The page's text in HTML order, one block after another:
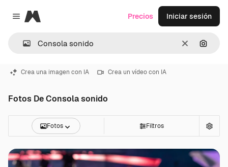
Close menu
Magnific
Borrar
Precios Iniciar sesión
Crea una imagen con IA Crea un vídeo con IA
Fotos De Consola sonido
Fotos Filtros